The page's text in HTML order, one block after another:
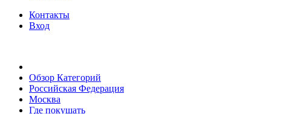
Контакты
Вход
Обзор Категорий
Российская Федерация
Москва
Где покушать